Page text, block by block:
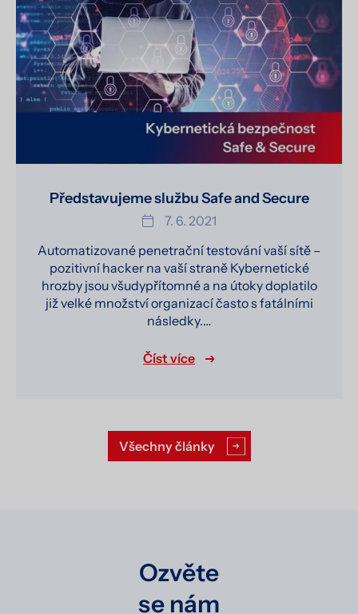
Představujeme službu Safe and Secure
7. 6. 2021
Automatizované penetrační testování vaší sítě –
pozitivní hacker na vaší straně Kybernetické
hrozby jsou všudypřítomné a na útoky doplatilo
již velké množství organizací často s fatálními
následky.…
Číst více
Všechny články
Ozvěte
se nám